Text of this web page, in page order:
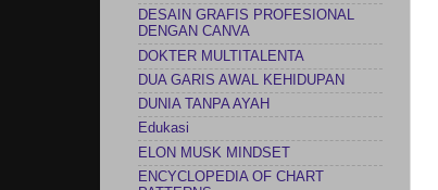
DESAIN GRAFIS PROFESIONAL
DENGAN CANVA
DOKTER MULTITALENTA
DUA GARIS AWAL KEHIDUPAN
DUNIA TANPA AYAH
Edukasi
ELON MUSK MINDSET
ENCYCLOPEDIA OF CHART